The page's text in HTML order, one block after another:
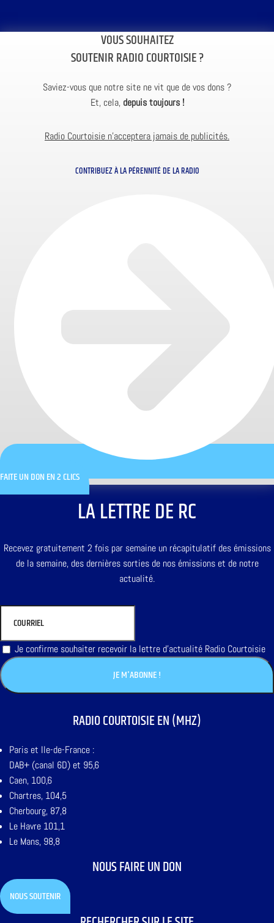
VOUS SOUHAITEZ
SOUTENIR RADIO COURTOISIE ?
Saviez-vous que notre site ne vit que de vos dons ?
Et, cela, depuis toujours !
Radio Courtoisie n’acceptera jamais de publicités.
CONTRIBUEZ À LA PÉRENNITÉ DE LA RADIO
FAITE UN DON EN 2 CLICS
LA LETTRE DE RC
Recevez gratuitement 2 fois par semaine un récapitulatif des émissions
de la semaine, des dernières sorties de nos émissions et de notre
actualité.
Je confirme souhaiter recevoir la lettre d'actualité Radio Courtoisie
RADIO COURTOISIE EN (MHZ)
Paris et Ile-de-France :
DAB+ (canal 6D) et 95,6
Caen, 100,6
Chartres, 104,5
Cherbourg, 87,8
Le Havre 101,1
Le Mans, 98,8
NOUS FAIRE UN DON
NOUS SOUTENIR